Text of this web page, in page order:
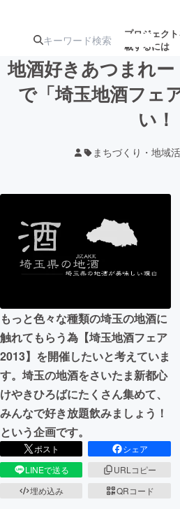
プロジェク
載するには
注目の新着プロ
テクノロジー・ガジェット
映像・映画
まちづくり・地域活性化
CAMPFIRE for Social Good
CAMPFIREふるさと納税
地酒好きあつまれ
で「埼玉地酒フェ
い！
まちづくり・地域
もっと色々な種類の埼玉の地酒に
触れてもらう為【埼玉地酒フェア
2013】を開催したいと考えていま
す。埼玉の地酒をさいたま新都心
けやきひろばにたくさん集めて、
みんなで好き放題飲みましょう！
という企画です。
ポスト
シェア
LINEで送る
URLコピー
埋め込み
QRコード